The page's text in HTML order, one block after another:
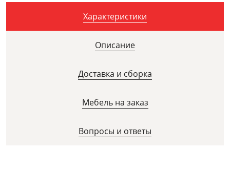
Характеристики
Описание
Доставка и сборка
Мебель на заказ
Вопросы и ответы